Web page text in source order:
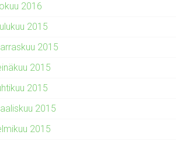
2016
2015
2015
2015
2015
2015
2015